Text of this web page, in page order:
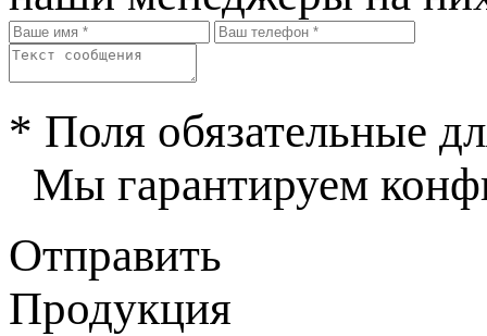
* Поля обязательные
Мы гарантируем
Отправить
Продукция